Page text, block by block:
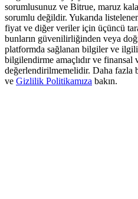
Precious Metals Trading
Trade Gold & Silver ·
sorumlusunuz ve Bitrue, maruz
sorumlu değildir. Yukarıda
fiyat ve diğer veriler için üçüncü
bunların güvenilirliğinden veya
platformda sağlanan bilgiler ve
bilgilendirme amaçlıdır ve finansal
değerlendirilmemelidir. Daha fazla
ve Gizlilik Politikamıza bakın.